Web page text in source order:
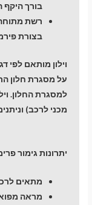
בורך
רשת
בצורת
וילון מותאם לפי
על מסגרת חלון
מכני לרכב)
יתרונות גימור
מתאים
מראה